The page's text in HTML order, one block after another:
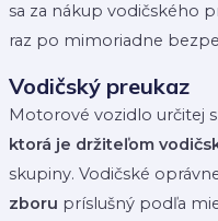
sa za nákup vodičského
raz po mimoriadne
Vodičský preukaz
Motorové vozidlo určitej
ktorá je držiteľom
skupiny. Vodičské
zboru príslušný podľa